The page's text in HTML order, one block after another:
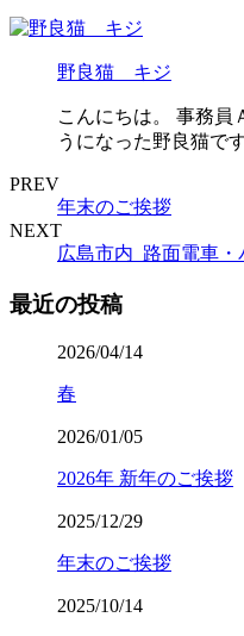
野良猫 キジ
こんにちは。 事務員
うになった野良猫
PREV
年末のご挨拶
NEXT
広島市内_路面電車
最近の投稿
2026/04/14
春
2026/01/05
2026年 新年のご挨拶
2025/12/29
年末のご挨拶
2025/10/14